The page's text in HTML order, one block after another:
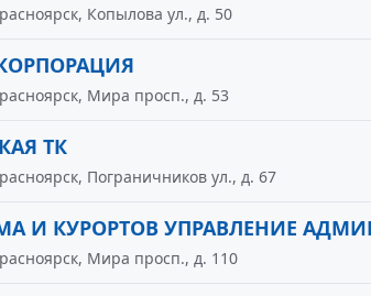
Копылова ул., д. 50
Мира просп., д. 53
ТК
Пограничников ул., д. 67
И КУРОРТОВ УПРАВЛЕНИЕ
Мира просп., д. 110